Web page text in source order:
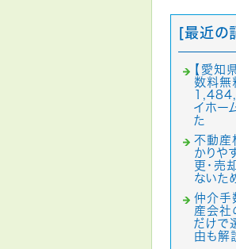
[最近の
【愛知
数料無
イホー
た
不動産
かりや
更・売
ないた
仲介手
産会社
だけで
由も解